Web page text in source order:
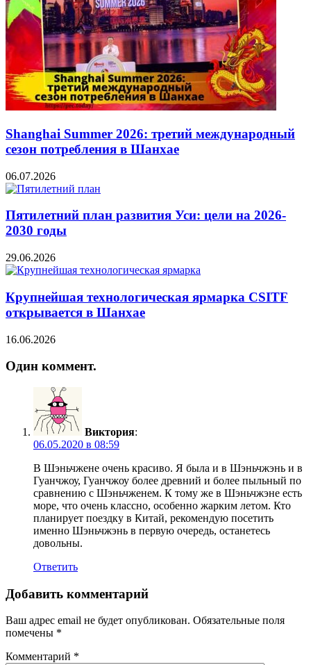
Shanghai Summer 2026: третий международный
сезон потребления в Шанхае
06.07.2026
Пятилетний план развития Уси: цели на 2026-
2030 годы
29.06.2026
Крупнейшая технологическая ярмарка CSITF
открывается в Шанхае
16.06.2026
Один коммент.
Виктория:
06.05.2020 в 08:59
В Шэньчжене очень красиво. Я была и в Шэньчжэнь и в
Гуанчжоу, Гуанчжоу более древний и более пыльный по
сравнению с Шэньчженем. К тому же в Шэньчжэне есть
море, что очень классно, особенно жарким летом. Кто
планирует поездку в Китай, рекомендую посетить
именно Шэньчжэнь в первую очередь, останетесь
довольны.
Ответить
Добавить комментарий
Ваш адрес email не будет опубликован. Обязательные поля
помечены *
Комментарий *